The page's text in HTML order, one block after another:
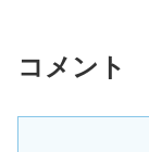
コメント